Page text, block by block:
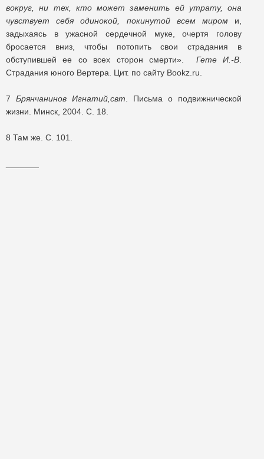
вокруг, ни тех, кто может заменить ей утрату, она
чувствует себя одинокой, покинутой всем миром и,
задыхаясь в ужасной сердечной муке, очертя голову
бросается вниз, чтобы потопить свои страдания в
обступившей ее со всех сторон смерти». Гете И.-В
Страдания юного Вертера. Цит. по сайту Bookz.ru.
7 Брянчанинов Игнатий,свт . Письма о подвижнической
жизни. Минск, 2004. С. 18.
8 Там же. С. 101.